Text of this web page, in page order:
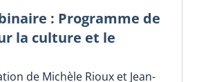
: Programme de
la culture et le
de Michèle Rioux et Jean-